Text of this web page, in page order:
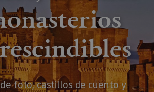
foto, castillos de cuento y